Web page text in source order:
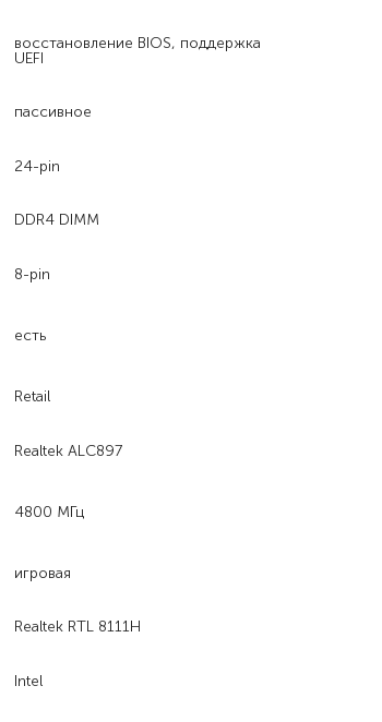
восстановление BIOS, поддержка
UEFI
пассивное
24-pin
DDR4 DIMM
8-pin
есть
Retail
Realtek ALC897
4800 МГц
игровая
Realtek RTL 8111H
Intel